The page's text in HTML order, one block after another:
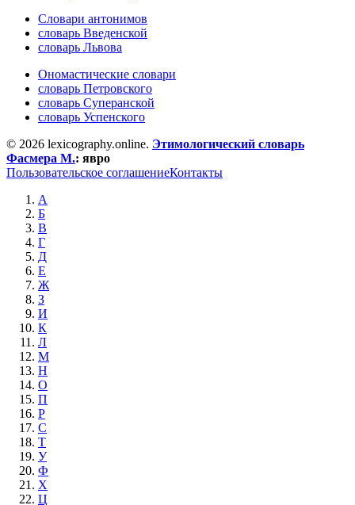
Словари антонимов
словарь Введенской
словарь Львова
Ономастические словари
словарь Петровского
словарь Суперанской
словарь Успенского
© 2026 lexicography.online. Этимологический словарь
Фасмера М.: явро
Пользовательское соглашениеКонтакты
А
Б
В
Г
Д
Е
Ж
З
И
К
Л
М
Н
О
П
Р
С
Т
У
Ф
Х
Ц